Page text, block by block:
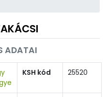
ADATAI
KSH kód 25520